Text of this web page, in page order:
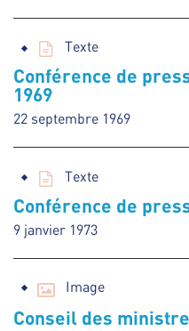
Texte
Conférence de
1969
22 septembre 1969
Texte
Conférence de
9 janvier 1973
Image
Conseil des